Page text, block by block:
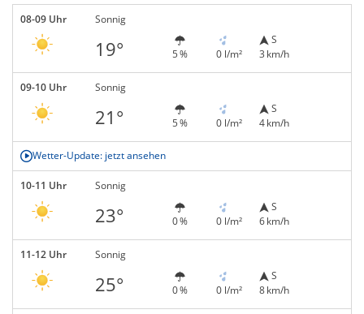
08-09 Uhr Sonnig
19° 5 % 0 l/m²
S
3 km/h
09-10 Uhr Sonnig
21° 5 % 0 l/m²
S
4 km/h
Wetter-Update: jetzt ansehen
10-11 Uhr Sonnig
23° 0 % 0 l/m²
S
6 km/h
11-12 Uhr Sonnig
25° 0 % 0 l/m²
S
8 km/h